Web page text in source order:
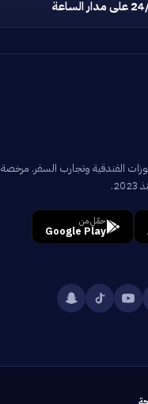
الفندقية وتجارب السفر. مرخصة
حمّل من
Google Play